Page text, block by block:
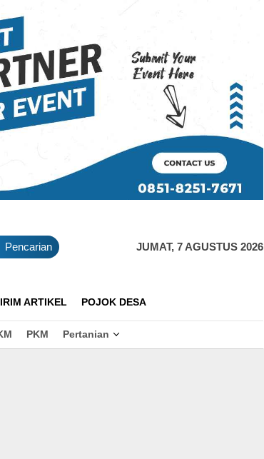
Pencarian JUMAT, 7 AGUSTUS 2026
ARTIKEL POJOK DESA
PKM Pertanian